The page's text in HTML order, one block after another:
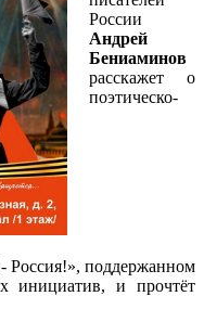
России
Андрей
Бениаминов
расскажет о
поэтическо-
Россия!», поддержанном
инициатив, и прочтёт